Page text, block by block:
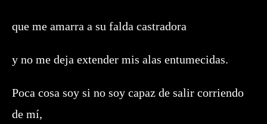
que me amarra a su falda castradora
y no me deja extender mis alas entumecidas.
Poca cosa soy si no soy capaz de salir corriendo
de mí,